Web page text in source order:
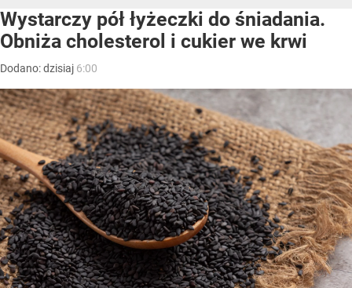
Wystarczy pół łyżeczki do śniadania.
Obniża cholesterol i cukier we krwi
Dodano:dzisiaj 6:00